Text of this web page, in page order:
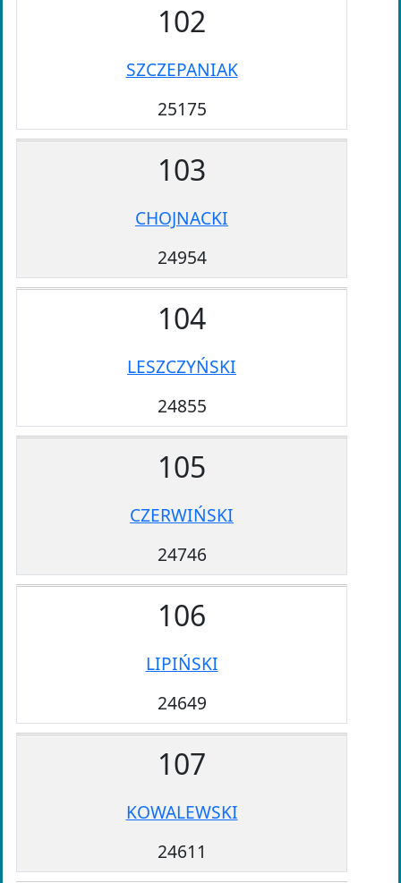
102
SZCZEPANIAK
25175
103
CHOJNACKI
24954
104
LESZCZYŃSKI
24855
105
CZERWIŃSKI
24746
106
LIPIŃSKI
24649
107
KOWALEWSKI
24611